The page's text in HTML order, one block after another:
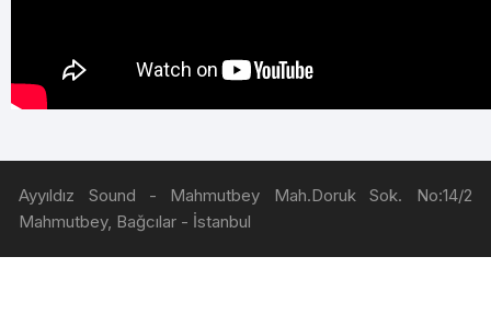
Ayyıldız Sound - Mahmutbey Mah.Doruk Sok. No:14/2
Mahmutbey, Bağcılar - İstanbul